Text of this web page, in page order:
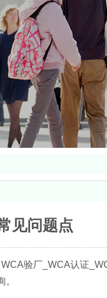
见问题点
验厂_WCA认证